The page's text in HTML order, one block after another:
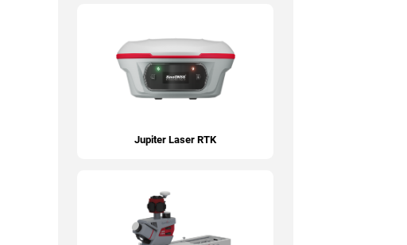
Jupiter Laser RTK